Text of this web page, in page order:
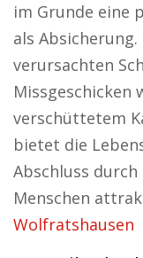
im Grunde eine
als
verursachten
Missgeschicken
verschüttetem
bietet die
Abschluss
Menschen
Wolfratshausen